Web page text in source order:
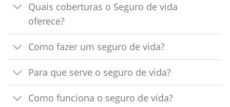
Quais coberturas o Seguro de vida
oferece?
Como fazer um seguro de vida?
Para que serve o seguro de vida?
Como funciona o seguro de vida?